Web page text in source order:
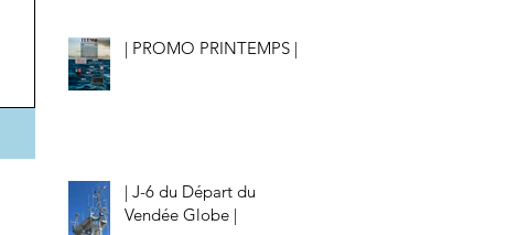
| PROMO PRINTEMPS |
| J-6 du Départ du
Vendée Globe |